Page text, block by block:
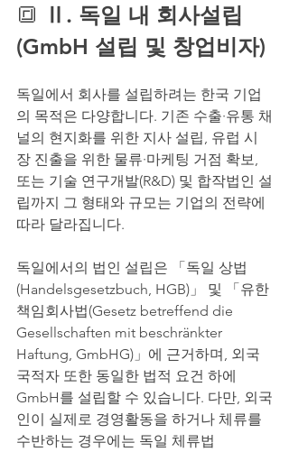
🔳 Ⅱ. 독일 내 회사설립
(GmbH 설립 및 창업비자)
독일에서 회사를 설립하려는 한국 기업
의 목적은 다양합니다. 기존 수출·유통 채
널의 현지화를 위한 지사 설립, 유럽 시
장 진출을 위한 물류·마케팅 거점 확보,
또는 기술 연구개발(R&D) 및 합작법인 설
립까지 그 형태와 규모는 기업의 전략에
따라 달라집니다.
독일에서의 법인 설립은 「독일 상법
(Handelsgesetzbuch, HGB)」 및 「유한
책임회사법(Gesetz betreffend die
Gesellschaften mit beschränkter
Haftung, GmbHG)」에 근거하며, 외국
국적자 또한 동일한 법적 요건 하에
GmbH를 설립할 수 있습니다. 다만, 외국
인이 실제로 경영활동을 하거나 체류를
수반하는 경우에는 독일 체류법